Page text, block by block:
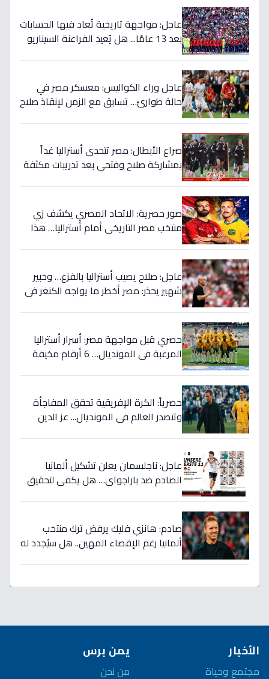
عاجل: مواجهة تاريخية تُعاد فيها الحسابات
بعد 13 عامًا... هل يُعيد الفراعنة السيناريو
عاجل وراء الكواليس: معسكر مصر في
حالة طوارئ… تسابق مع الزمن لإنقاذ صلاح
صراع الأبطال: مصر تتحدى أستراليا غداً
بمشاركة صلاح وفتحي بعد تدريبات مكثفة
صور حصرية: الاتحاد المصري يكشف زي
منتخب مصر التاريخي أمام أستراليا… هذا
عاجل: صلاح يصيب أستراليا بالفزع… وخبير
شهير يحذر: مصر أخطر ما يواجه الكنغر في
حصري قبل مواجهة مصر: أسرار أستراليا
المرعبة في المونديال… 6 أرقام مخيفة
حصرياً: الكرة الإفريقية تحقق المفاجأة
وتتصدر العالم في المونديال... عز الدين
عاجل: ناجلسمان يعلن تشكيل ألمانيا
الصادم ضد باراجواي… هل يكفي لتحقيق
صادم: هانزي فليك يرفض ترك منتخب
ألمانيا رغم الإقصاء المهين.. هل سيُجدد له
الأخبار
مجتمع وحياة
يمن برس
من نحن